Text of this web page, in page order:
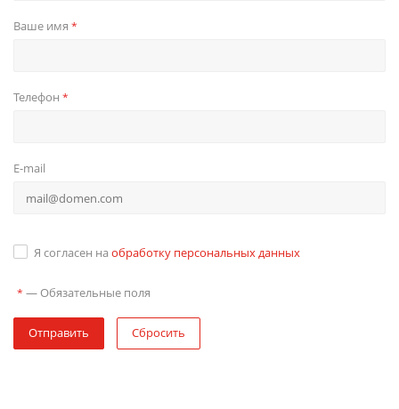
Ваше имя *
Телефон *
E-mail
Я согласен на обработку персональных данных
* — Обязательные поля
Отправить Сбросить